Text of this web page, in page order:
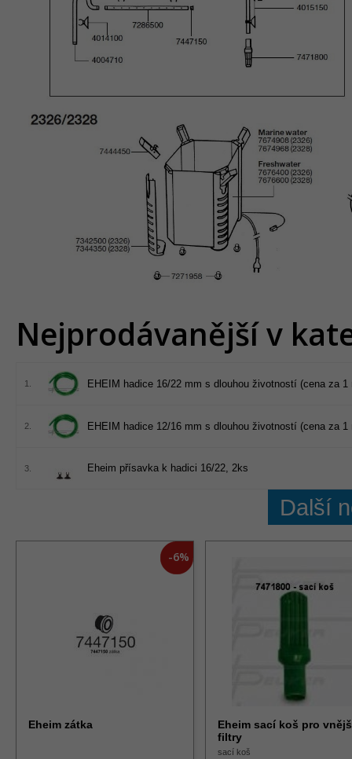
Nejprodávanější v
1. EHEIM hadice 16/22 mm s dlouhou životností (cena za 1
2. EHEIM hadice 12/16 mm s dlouhou životností (cena za 1
3. Eheim přísavka k hadici 16/22, 2ks
Další
-6%
Eheim zátka
Eheim sací koš pro
filtry
sací koš